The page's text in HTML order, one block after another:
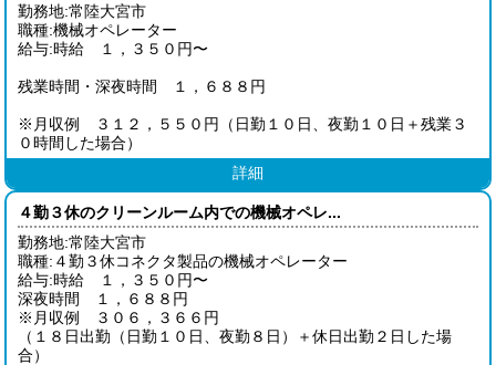
勤務地:常陸大宮市
職種:機械オペレーター
給与:時給 １，３５０円〜
残業時間・深夜時間 １，６８８円
※月収例 ３１２，５５０円（日勤１０日、夜勤１０日＋残業３
０時間した場合）
詳細
４勤３休のクリーンルーム内での機械オペレ...
勤務地:常陸大宮市
職種:４勤３休コネクタ製品の機械オペレーター
給与:時給 １，３５０円〜
深夜時間 １，６８８円
※月収例 ３０６，３６６円
（１８日出勤（日勤１０日、夜勤８日）＋休日出勤２日した場
合）